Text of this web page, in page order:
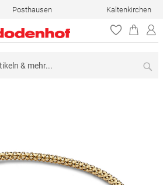
Posthausen Kaltenkirchen